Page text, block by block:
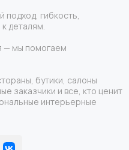
подход, гибкость,
деталям.
— мы помогаем
бутики, салоны
заказчики и все, кто ценит
интерьерные